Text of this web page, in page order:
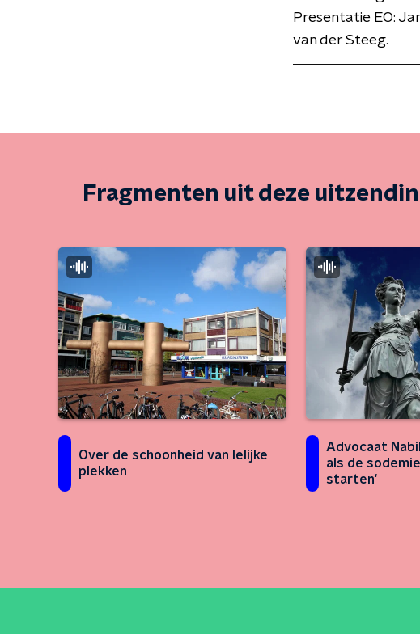
Presentatie EO:
van der Steeg.
Fragmenten uit deze
Over de schoonheid van lelijke
plekken
Advocaat
als de
starten'